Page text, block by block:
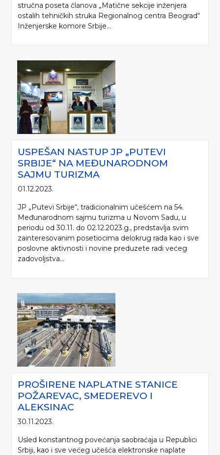
stručna poseta članova „Matične sekcije inženjera
ostalih tehničkih struka Regionalnog centra Beograd“
Inženjerske komore Srbije...
USPEŠAN NASTUP JP „PUTEVI
SRBIJE“ NA MEĐUNARODNOM
SAJMU TURIZMA
01.12.2023.
JP „Putevi Srbije“, tradicionalnim učešćem na 54.
Međunarodnom sajmu turizma u Novom Sadu, u
periodu od 30.11. do 02.12.2023.g., predstavlja svim
zainteresovanim posetiocima delokrug rada kao i sve
poslovne aktivnosti i novine preduzete radi većeg
zadovoljstva...
PROŠIRENE NAPLATNE STANICE
POŽAREVAC, SMEDEREVO I
ALEKSINAC
30.11.2023.
Usled konstantnog povećanja saobraćaja u Republici
Srbiji, kao i sve većeg učešća elektronske naplate